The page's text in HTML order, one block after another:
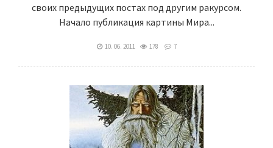
своих предыдущих постах под другим ракурсом.
Начало публикация картины Мира...
10. 06. 2011 178 7